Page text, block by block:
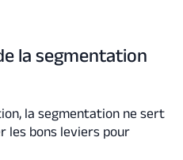
la segmentation
la segmentation ne sert
les bons leviers pour